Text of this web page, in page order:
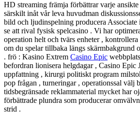
HD streaming främja förbättrar varje
särskilt inåt vår leva huvudman
bild och ljudinspelning producera
se att rival fysisk spelcasino . Vi har
operation helt och tvärs enheter ,
om du spelar tillbaka längs skärmbakgrund
. frö : Kasino Extrem Casino Epic
befordran lionisera helgdagar , Casino Epic
uppfattning , kirurgi politiskt program
pop frågan , turneringar , operationssal välj
tidsbegränsade reklammaterial mycket har
förbättrade plundra som producerar
strid .